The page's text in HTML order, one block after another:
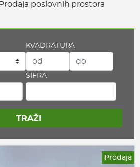
Prodaja poslovnih prostora
KVADRATURA
ŠIFRA
Prodaja